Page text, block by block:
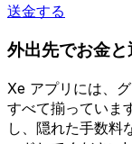
送金する
外出先でお金
Xe アプリには、
すべて揃っていま
し、隠れた手数料